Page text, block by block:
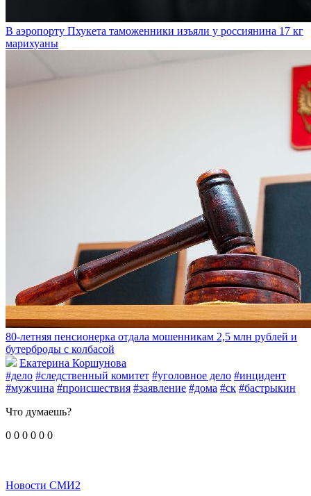
В аэропорту Пхукета таможенники изъяли у россиянина 17 кг
марихуаны
80-летняя пенсионерка отдала мошенникам 2,5 млн рублей и
бутерброды с колбасой
Екатерина Коршунова
#дело #следственный комитет #уголовное дело #инцидент
#мужчина #происшествия #заявление #дома #ск #бастрыкин
Что думаешь?
0 0 0 0 0 0
Новости СМИ2